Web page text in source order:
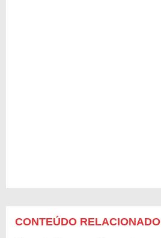
CONTEÚDO RELACIONADO